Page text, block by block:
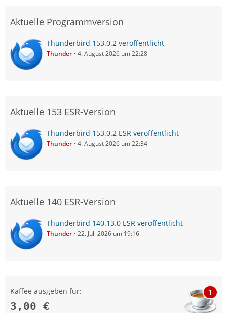
Aktuelle Programmversion
Thunderbird 153.0.2 veröffentlicht
Thunder 4. August 2026 um 22:28
Aktuelle 153 ESR-Version
Thunderbird 153.0.2 ESR veröffentlicht
Thunder 4. August 2026 um 22:34
Aktuelle 140 ESR-Version
Thunderbird 140.13.0 ESR veröffentlicht
Thunder 22. Juli 2026 um 19:16
Kaffee ausgeben für:
3,00 €
1